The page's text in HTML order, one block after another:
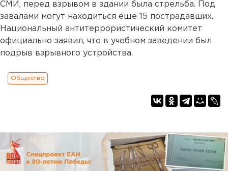
СМИ, перед взрывом в здании была стрельба. Под
завалами могут находиться еще 15 пострадавших.
Национальный антитеррористический комитет
официально заявил, что в учебном заведении был
подрыв взрывного устройства.
Общество